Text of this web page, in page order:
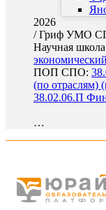
2026
/Гриф УМО
Научная
ПОП СПО:
(по отраслям)
38.02.06.П
…